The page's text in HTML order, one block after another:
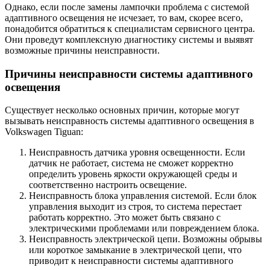
Однако, если после замены лампочки проблема с системой
адаптивного освещения не исчезает, то вам, скорее всего,
понадобится обратиться к специалистам сервисного центра.
Они проведут комплексную диагностику системы и выявят
возможные причины неисправности.
Причины неисправности системы адаптивного
освещения
Существует несколько основных причин, которые могут
вызывать неисправность системы адаптивного освещения в
Volkswagen Tiguan:
Неисправность датчика уровня освещенности. Если
датчик не работает, система не сможет корректно
определить уровень яркости окружающей среды и
соответственно настроить освещение.
Неисправность блока управления системой. Если блок
управления выходит из строя, то система перестает
работать корректно. Это может быть связано с
электрическими проблемами или повреждением блока.
Неисправность электрической цепи. Возможны обрывы
или короткое замыкание в электрической цепи, что
приводит к неисправности системы адаптивного